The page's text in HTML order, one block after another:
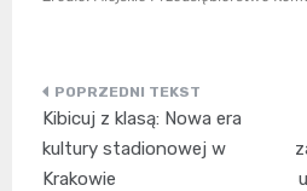
Nawigacja
wpisu
Kibicuj z klasą: Nowa era
kultury stadionowej w
Krakowie